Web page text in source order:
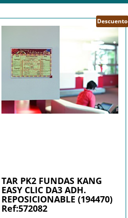
Descuento
TAR PK2 FUNDAS KANG
EASY CLIC DA3 ADH.
REPOSICIONABLE (194470)
Ref:572082